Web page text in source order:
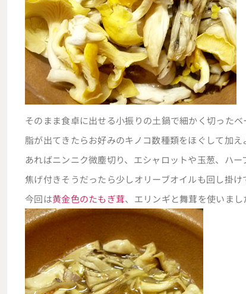
そのまま食卓に出せる小振りの土鍋で細かく切ったベ
脂が出てきたらお好みのキノコ数種類をほぐして加え
あればニンニク微塵切り、エシャロットや玉葱、ハー
焦げ付きそうだったら少しオリーブオイルも回し掛け
今回は黄金色のたもぎ茸、エリンギと舞茸を使いまし